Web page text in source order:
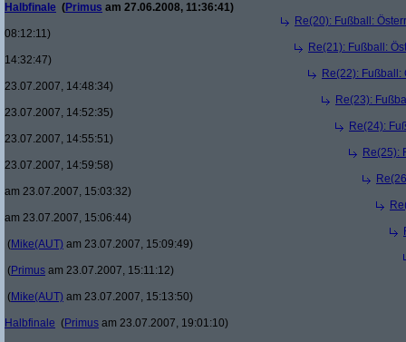
Halbfinale (Primus am 27.06.2008, 11:36:41)
Re(20): Fußball:
08:12:11)
Re(21): Fußball:
14:32:47)
Re(22): Fußball:
23.07.2007, 14:48:34)
Re(23):
23.07.2007, 14:52:35)
Re(24):
23.07.2007, 14:55:51)
Re(25):
23.07.2007, 14:59:58)
am 23.07.2007, 15:03:32)
am 23.07.2007, 15:06:44)
(Mike(AUT) am 23.07.2007, 15:09:49)
(Primus am 23.07.2007, 15:11:12)
(Mike(AUT) am 23.07.2007, 15:13:50)
Halbfinale (Primus am 23.07.2007, 19:01:10)